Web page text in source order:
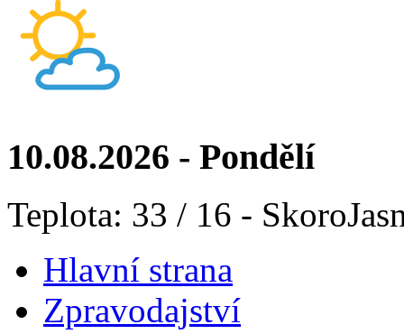
10.08.2026 - Pondělí
Teplota: 33 / 16 -
Hlavní strana
Zpravodajství